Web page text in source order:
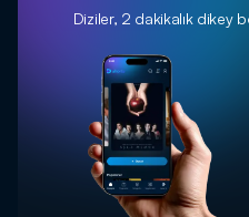
Diziler, 2 dakikalık dikey